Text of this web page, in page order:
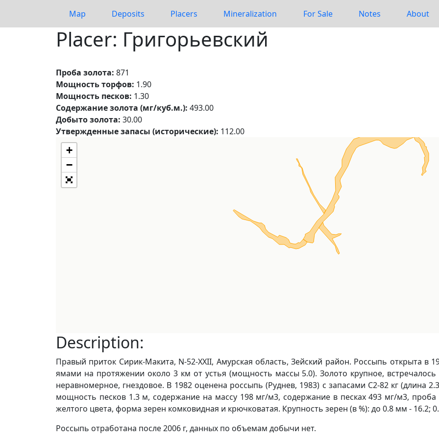
Map Deposits Placers Mineralization For Sale Notes About
Placer: Григорьевский
Проба золота: 871
Мощность торфов: 1.90
Мощность песков: 1.30
Содержание золота (мг/куб.м.): 493.00
Добыто золота: 30.00
Утвержденные запасы (исторические): 112.00
+
−
Description:
Правый приток Сирик-Макита, N-52-XXII, Амурская область, Зейский район. Россыпь открыта в
ямами на протяжении около 3 км от устья (мощность массы 5.0). Золото крупное, встречалось
неравномерное, гнездовое. В 1982 оценена россыпь (Руднев, 1983) с запасами С2-82 кг
мощность песков 1.3 м, содержание на массу 198 мг/м3, содержание в песках 493 мг/м3, проба
желтого цвета, форма зерен комковидная и крючковатая. Крупность зерен (в %): до 0.8 мм - 16.2;
Россыпь отработана после 2006 г, данных по объемам добычи нет.